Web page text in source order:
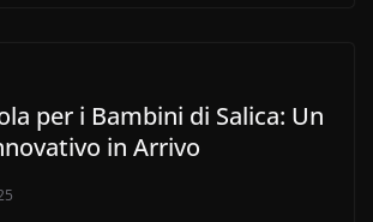
per i Bambini di Salica: Un
in Arrivo